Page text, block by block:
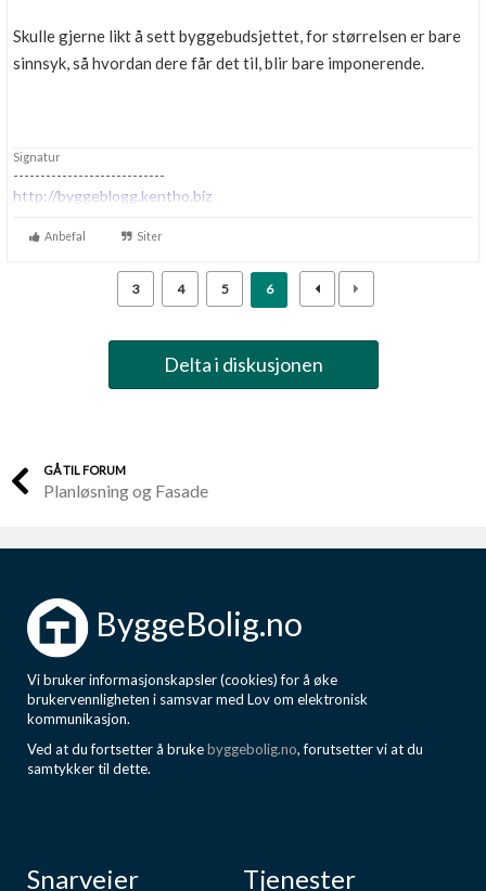
Skulle gjerne likt å sett byggebudsjettet, for størrelsen er bare
sinnsyk, så hvordan dere får det til, blir bare imponerende.
Signatur
----------------------------
http://byggeblogg.kentho.biz
Anbefal Siter
3 4 5 6
Delta i diskusjonen
GÅ TIL FORUM
Planløsning og Fasade
ByggeBolig.no
Vi bruker informasjonskapsler (cookies) for å øke
brukervennligheten i samsvar med Lov om elektronisk
kommunikasjon.
Ved at du fortsetter å brukebyggebolig.no, forutsetter vi at du
samtykker til dette.
Snarveier Tjenester